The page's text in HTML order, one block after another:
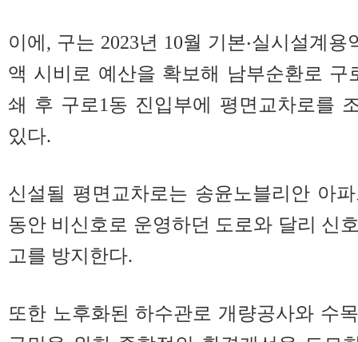
이에, 구는 2023년 10월 기본‧실시설계
액 시비로 예산을 확보해 남부순환로
쇄 후 구로1동 진입부에 평면교차로를
있다.
신설될 평면교차로는 송윤노블리안 아
동안 비신호로 운영하던 도로와 달리 신
고를 방지한다.
또한 노후화된 하수관로 개량공사와 수